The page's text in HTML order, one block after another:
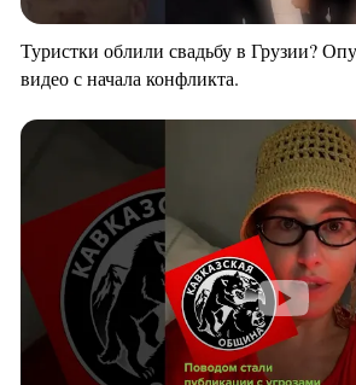
Туристки облили свадьбу в Грузии?
видео с начала конфликта.